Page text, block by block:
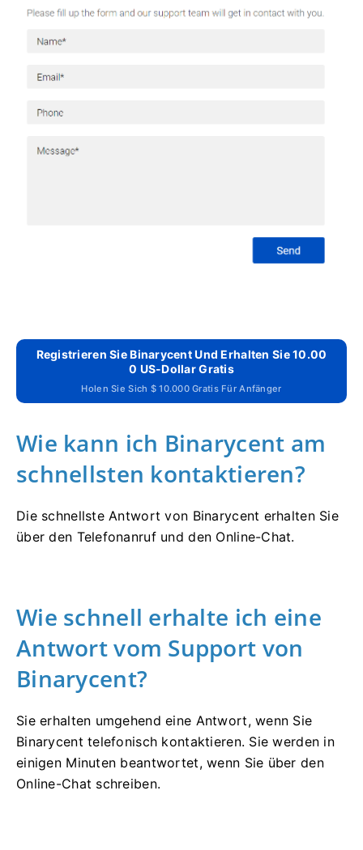
Registrieren Sie Binarycent Und Erhalten Sie 10.00
0 US-Dollar Gratis
Holen Sie Sich $ 10.000 Gratis Für Anfänger
Wie kann ich Binarycent am
schnellsten kontaktieren?
Die schnellste Antwort von Binarycent erhalten Sie
über den Telefonanruf und den Online-Chat.
Wie schnell erhalte ich eine
Antwort vom Support von
Binarycent?
Sie erhalten umgehend eine Antwort, wenn Sie
Binarycent telefonisch kontaktieren. Sie werden in
einigen Minuten beantwortet, wenn Sie über den
Online-Chat schreiben.